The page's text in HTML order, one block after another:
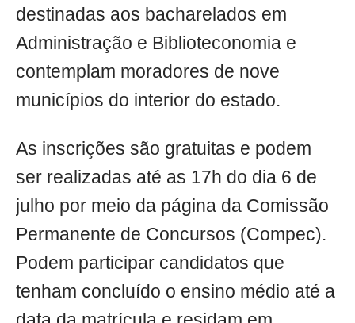
destinadas aos bacharelados em
Administração e Biblioteconomia e
contemplam moradores de nove
municípios do interior do estado.
As inscrições são gratuitas e podem
ser realizadas até as 17h do dia 6 de
julho por meio da página da Comissão
Permanente de Concursos (Compec).
Podem participar candidatos que
tenham concluído o ensino médio até a